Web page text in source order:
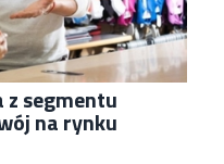
segmentu
na rynku